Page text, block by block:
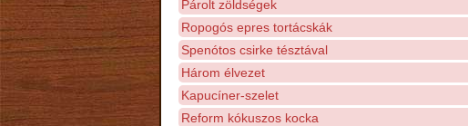
Párolt zöldségek
Ropogós epres tortácskák
Spenótos csirke tésztával
Három élvezet
Kapucíner-szelet
Reform kókuszos kocka